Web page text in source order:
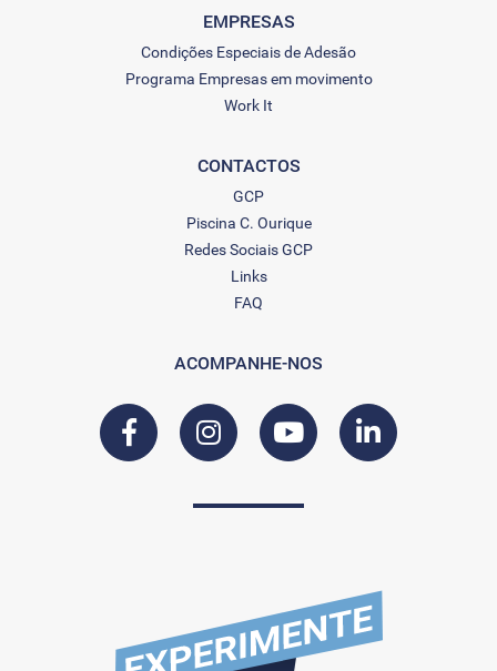
EMPRESAS
Condições Especiais de Adesão
Programa Empresas em movimento
Work It
CONTACTOS
GCP
Piscina C. Ourique
Redes Sociais GCP
Links
FAQ
ACOMPANHE-NOS